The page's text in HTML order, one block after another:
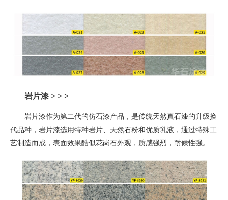
岩片漆 > > >
岩片漆作为第二代的仿石漆产品，是传统天然真石漆的升级换
代品种 ， 岩片漆选用特种岩片、天然石粉和优质乳液，通过特殊工
艺制造而成，表面效果酷似花岗石外观，质感强烈，耐候性强。